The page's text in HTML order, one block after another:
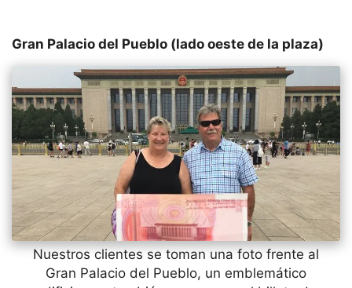
Gran Palacio del Pueblo (lado oeste de la plaza)
Nuestros clientes se toman una foto frente al
Gran Palacio del Pueblo, un emblemático